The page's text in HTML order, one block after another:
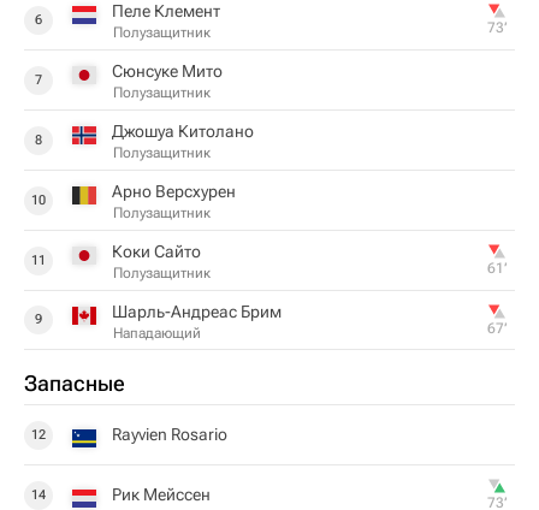
6 Пеле Клемент
Полузащитник 73‎’‎
7 Сюнсуке Мито
Полузащитник
8 Джошуа Китолано
Полузащитник
10 Арно Версхурен
Полузащитник
11 Коки Сайто
Полузащитник 61‎’‎
9 Шарль-Андреас Брим
Нападающий 67‎’‎
Запасные
12 Rayvien Rosario
14 Рик Мейссен 73‎’‎